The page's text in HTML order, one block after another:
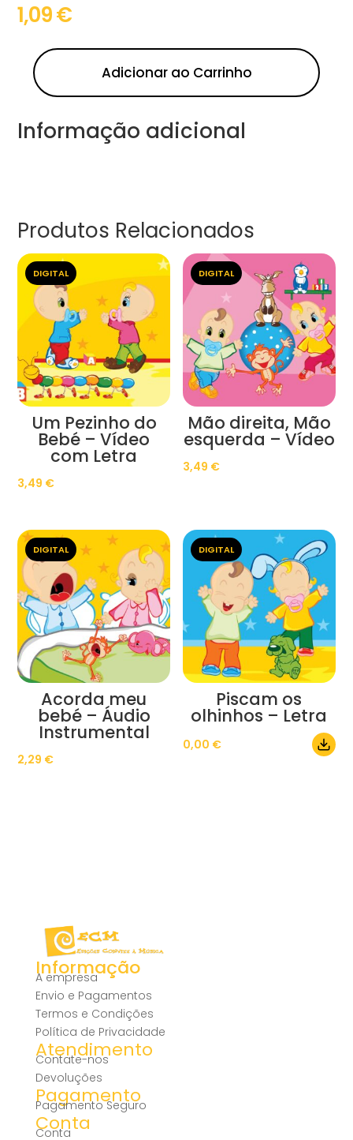
1,09€
Adicionar ao Carrinho
Informação adicional
Produtos Relacionados
DIGITAL
Um Pezinho do
Bebé – Vídeo
com Letra
3,49 €
DIGITAL
Mão direita, Mão
esquerda – Vídeo
3,49 €
DIGITAL
Acorda meu
bebé – Áudio
Instrumental
2,29 €
DIGITAL
Piscam os
olhinhos – Letra
0,00 €
Informação
A empresa
Envio e Pagamentos
Termos e Condições
Política de Privacidade
Atendimento
Contate-nos
Devoluções
Pagamento
Pagamento Seguro
Conta
Conta